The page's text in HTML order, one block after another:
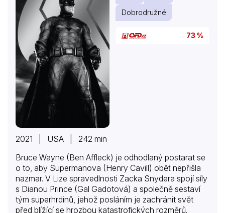
Dobrodružné
73 %
2021 | USA | 242 min
Bruce Wayne (Ben Affleck) je odhodlaný postarat se
o to, aby Supermanova (Henry Cavill) oběť nepřišla
nazmar. V Lize spravedlnosti Zacka Snydera spojí síly
s Dianou Prince (Gal Gadotová) a společně sestaví
tým superhrdinů, jehož posláním je zachránit svět
před blížící se hrozbou katastrofických rozměrů.